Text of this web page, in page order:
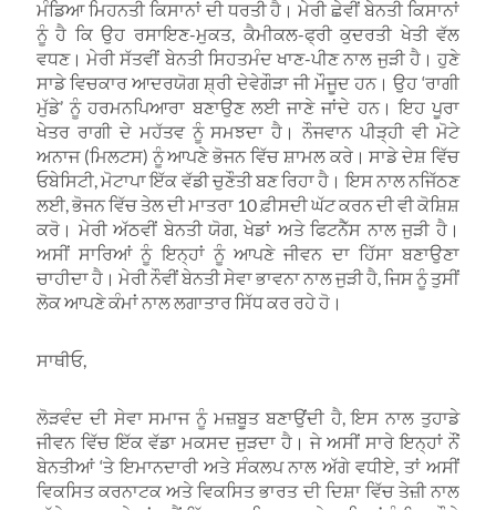
ਮੰਡਿਆ ਮਿਹਨਤੀ ਕਿਸਾਨਾਂ ਦੀ ਧਰਤੀ ਹੈ। ਮੇਰੀ ਛੇਵੀਂ ਬੇਨਤੀ ਕਿਸਾਨਾਂ
ਨੂੰ ਹੈ ਕਿ ਉਹ ਰਸਾਇਣ-ਮੁਕਤ, ਕੈਮੀਕਲ-ਫ੍ਰੀ ਕੁਦਰਤੀ ਖੇਤੀ ਵੱਲ
ਵਧਣ। ਮੇਰੀ ਸੱਤਵੀਂ ਬੇਨਤੀ ਸਿਹਤਮੰਦ ਖਾਣ-ਪੀਣ ਨਾਲ ਜੁੜੀ ਹੈ। ਹੁਣੇ
ਸਾਡੇ ਵਿਚਕਾਰ ਆਦਰਯੋਗ ਸ਼੍ਰੀ ਦੇਵੇਗੌੜਾ ਜੀ ਮੌਜੂਦ ਹਨ। ਉਹ ‘ਰਾਗੀ
ਮੁੱਡੇ’ ਨੂੰ ਹਰਮਨਪਿਆਰਾ ਬਣਾਉਣ ਲਈ ਜਾਣੇ ਜਾਂਦੇ ਹਨ। ਇਹ ਪੂਰਾ
ਖੇਤਰ ਰਾਗੀ ਦੇ ਮਹੱਤਵ ਨੂੰ ਸਮਝਦਾ ਹੈ। ਨੌਜਵਾਨ ਪੀੜ੍ਹੀ ਵੀ ਮੋਟੇ
ਅਨਾਜ (ਮਿਲਟਸ) ਨੂੰ ਆਪਣੇ ਭੋਜਨ ਵਿੱਚ ਸ਼ਾਮਲ ਕਰੇ। ਸਾਡੇ ਦੇਸ਼ ਵਿੱਚ
ਓਬੇਸਿਟੀ, ਮੋਟਾਪਾ ਇੱਕ ਵੱਡੀ ਚੁਣੌਤੀ ਬਣ ਰਿਹਾ ਹੈ। ਇਸ ਨਾਲ ਨਜਿੱਠਣ
ਲਈ, ਭੋਜਨ ਵਿੱਚ ਤੇਲ ਦੀ ਮਾਤਰਾ 10 ਫ਼ੀਸਦੀ ਘੱਟ ਕਰਨ ਦੀ ਵੀ ਕੋਸ਼ਿਸ਼
ਕਰੋ। ਮੇਰੀ ਅੱਠਵੀਂ ਬੇਨਤੀ ਯੋਗ, ਖੇਡਾਂ ਅਤੇ ਫਿਟਨੈੱਸ ਨਾਲ ਜੁੜੀ ਹੈ।
ਅਸੀਂ ਸਾਰਿਆਂ ਨੂੰ ਇਨ੍ਹਾਂ ਨੂੰ ਆਪਣੇ ਜੀਵਨ ਦਾ ਹਿੱਸਾ ਬਣਾਉਣਾ
ਚਾਹੀਦਾ ਹੈ। ਮੇਰੀ ਨੌਵੀਂ ਬੇਨਤੀ ਸੇਵਾ ਭਾਵਨਾ ਨਾਲ ਜੁੜੀ ਹੈ, ਜਿਸ ਨੂੰ ਤੁਸੀਂ
ਲੋਕ ਆਪਣੇ ਕੰਮਾਂ ਨਾਲ ਲਗਾਤਾਰ ਸਿੱਧ ਕਰ ਰਹੇ ਹੋ।
ਸਾਥੀਓ,
ਲੋੜਵੰਦ ਦੀ ਸੇਵਾ ਸਮਾਜ ਨੂੰ ਮਜ਼ਬੂਤ ਬਣਾਉਂਦੀ ਹੈ, ਇਸ ਨਾਲ ਤੁਹਾਡੇ
ਜੀਵਨ ਵਿੱਚ ਇੱਕ ਵੱਡਾ ਮਕਸਦ ਜੁੜਦਾ ਹੈ। ਜੇ ਅਸੀਂ ਸਾਰੇ ਇਨ੍ਹਾਂ ਨੌਂ
ਬੇਨਤੀਆਂ ‘ਤੇ ਇਮਾਨਦਾਰੀ ਅਤੇ ਸੰਕਲਪ ਨਾਲ ਅੱਗੇ ਵਧੀਏ, ਤਾਂ ਅਸੀਂ
ਵਿਕਸਿਤ ਕਰਨਾਟਕ ਅਤੇ ਵਿਕਸਿਤ ਭਾਰਤ ਦੀ ਦਿਸ਼ਾ ਵਿੱਚ ਤੇਜ਼ੀ ਨਾਲ